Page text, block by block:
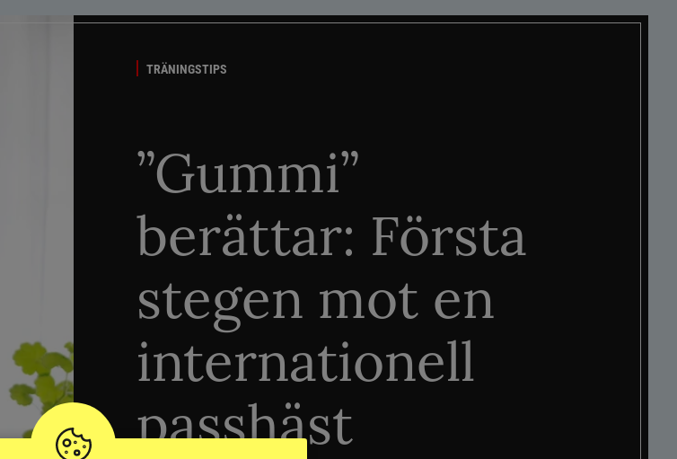
TRÄNINGSTIPS
”Gummi”
berättar: Första
stegen mot en
internationell
passhäst